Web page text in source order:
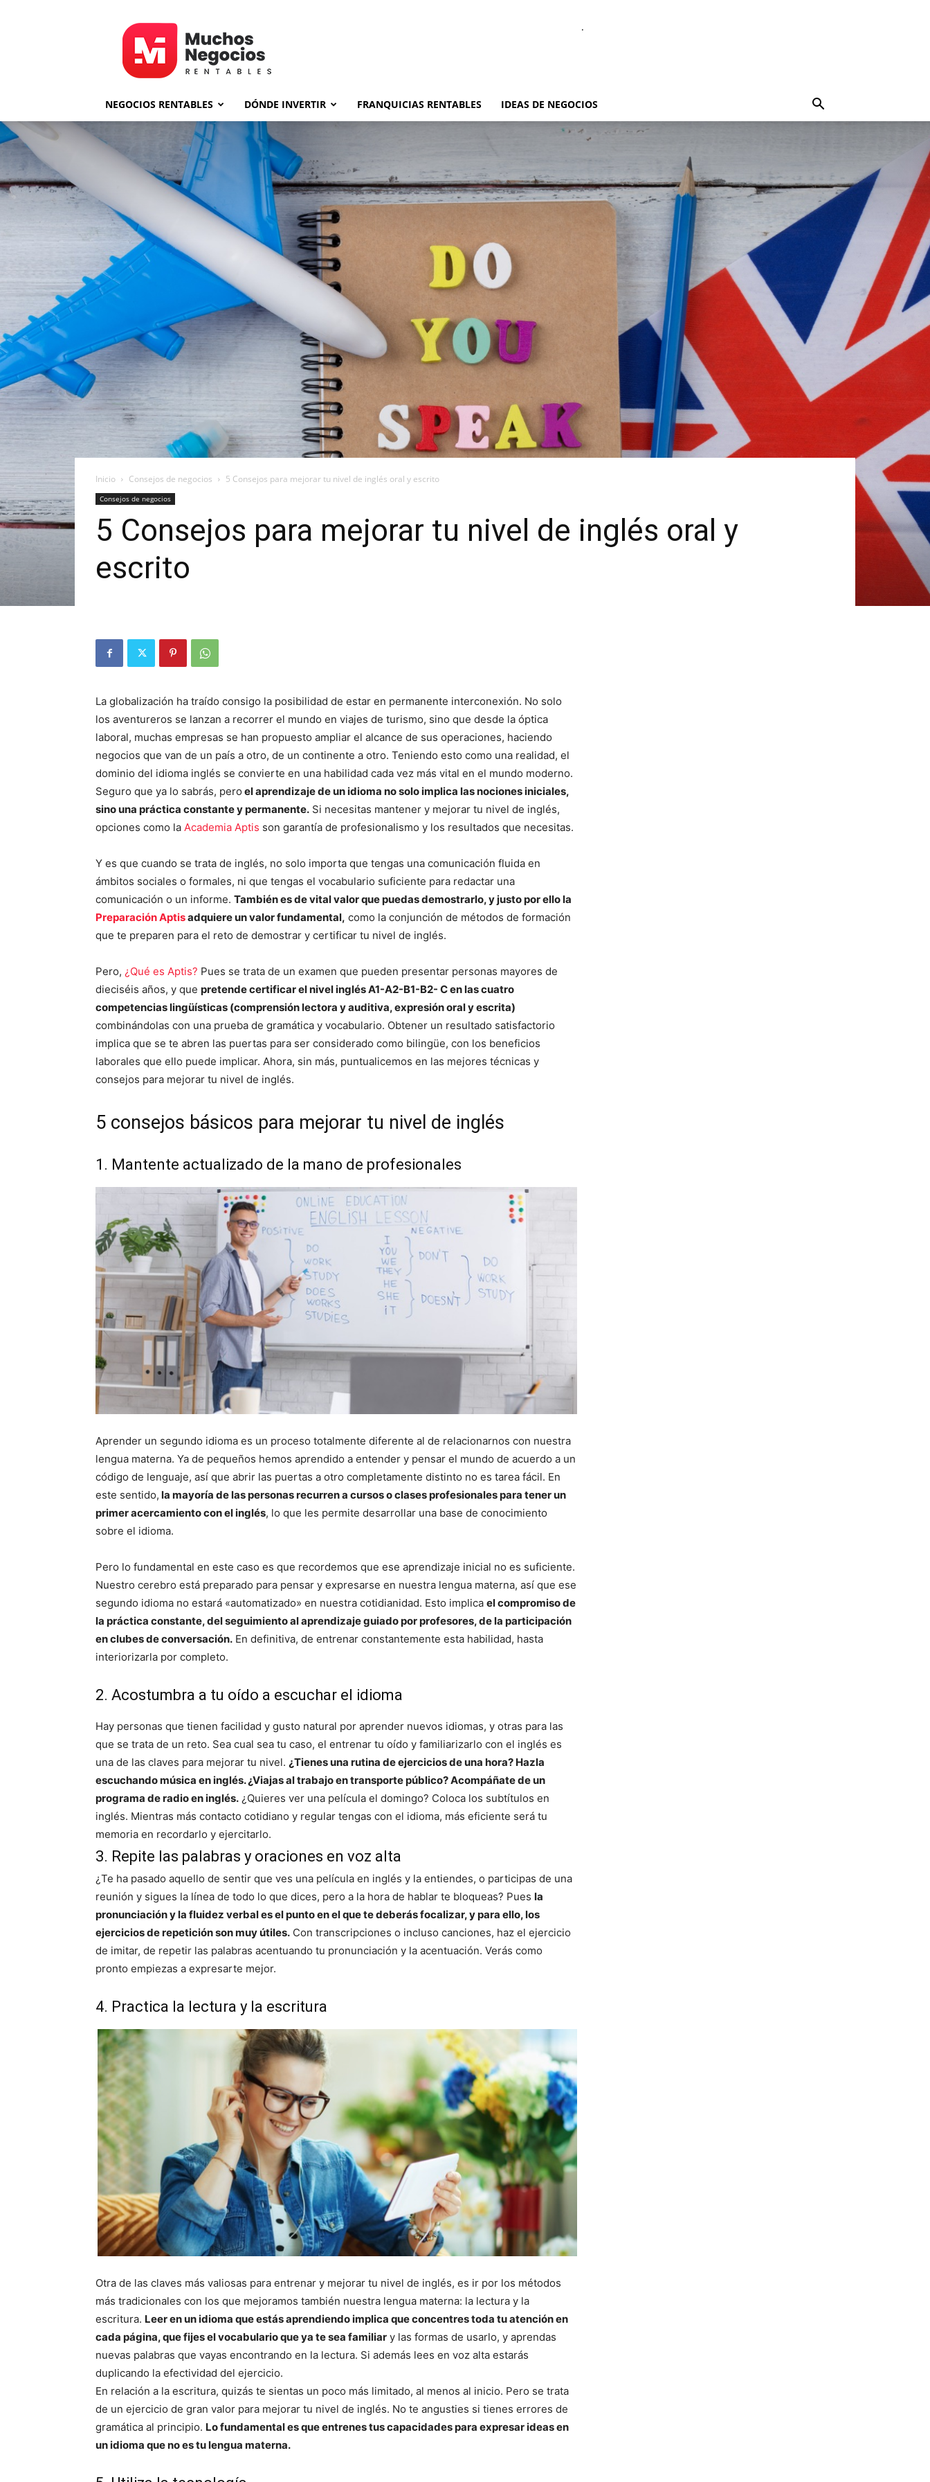
.
NEGOCIOS RENTABLES DÓNDE INVERTIR FRANQUICIAS RENTABLES IDEAS DE NEGOCIOS
Inicio Consejos de negocios 5 Consejos para mejorar tu nivel de inglés oral y escrito
Consejos de negocios
5 Consejos para mejorar tu nivel de inglés oral y
escrito
La globalización ha traído consigo la posibilidad de estar en permanente interconexión. No solo
los aventureros se lanzan a recorrer el mundo en viajes de turismo, sino que desde la óptica
laboral, muchas empresas se han propuesto ampliar el alcance de sus operaciones, haciendo
negocios que van de un país a otro, de un continente a otro. Teniendo esto como una realidad, el
dominio del idioma inglés se convierte en una habilidad cada vez más vital en el mundo moderno.
Seguro que ya lo sabrás, pero el aprendizaje de un idioma no solo implica las nociones iniciales,
sino una práctica constante y permanente. Si necesitas mantener y mejorar tu nivel de inglés,
opciones como la Academia Aptis son garantía de profesionalismo y los resultados que necesitas.
Y es que cuando se trata de inglés, no solo importa que tengas una comunicación fluida en
ámbitos sociales o formales, ni que tengas el vocabulario suficiente para redactar una
comunicación o un informe. También es de vital valor que puedas demostrarlo, y justo por ellola
Preparación Aptisadquiere un valor fundamental, como la conjunción de métodos de formación
que te preparen para el reto de demostrar y certificar tu nivel de inglés.
Pero, ¿Qué es Aptis? Pues se trata de un examen que pueden presentar personas mayores de
dieciséis años, y que pretende certificar el nivelinglés A1-A2-B1-B2- C en las cuatro
competencias lingüísticas (comprensión lectora y auditiva, expresión oral y escrita)
combinándolas con una prueba de gramática y vocabulario. Obtener un resultado satisfactorio
implica que se te abren las puertas para ser considerado como bilingüe, con los beneficios
laborales que ello puede implicar. Ahora, sin más, puntualicemos en las mejores técnicas y
consejos para mejorar tu nivel de inglés.
5 consejos básicos para mejorar tu nivel de inglés
1. Mantente actualizado de la mano de profesionales
Aprender un segundo idioma es un proceso totalmente diferente al de relacionarnos con nuestra
lengua materna. Ya de pequeños hemos aprendido a entender y pensar el mundo de acuerdo a un
código de lenguaje, así que abrir las puertas a otro completamente distinto no es tarea fácil. En
este sentido, la mayoría de las personas recurren a cursos o clases profesionales para tener un
primer acercamiento con el inglés, lo que les permite desarrollar una base de conocimiento
sobre el idioma.
Pero lo fundamental en este caso es que recordemos que ese aprendizaje inicial no es suficiente.
Nuestro cerebro está preparado para pensar y expresarse en nuestra lengua materna, así que ese
segundo idioma no estará «automatizado» en nuestra cotidianidad. Esto implica el compromiso de
la práctica constante, del seguimiento al aprendizaje guiado por profesores, de la participación
en clubes de conversación. En definitiva, de entrenar constantemente esta habilidad, hasta
interiorizarla por completo.
2. Acostumbra a tu oído a escuchar el idioma
Hay personas que tienen facilidad y gusto natural por aprender nuevos idiomas, y otras para las
que se trata de un reto. Sea cual sea tu caso, el entrenar tu oído y familiarizarlo con el inglés es
una de las claves para mejorar tu nivel. ¿Tienes una rutina de ejercicios de una hora? Hazla
escuchando música en inglés. ¿Viajas al trabajo en transporte público? Acompáñate de un
programa de radio en inglés. ¿Quieres ver una película el domingo? Coloca los subtítulos en
inglés. Mientras más contacto cotidiano y regular tengas con el idioma, más eficiente será tu
memoria en recordarlo y ejercitarlo.
3. Repite las palabras y oraciones en voz alta
¿Te ha pasado aquello de sentir que ves una película en inglés y la entiendes, o participas de una
reunión y sigues la línea de todo lo que dices, pero a la hora de hablar te bloqueas? Pues la
pronunciación y la fluidez verbal es el punto en el que te deberás focalizar, y para ello, los
ejercicios de repetición son muy útiles. Con transcripciones o incluso canciones, haz el ejercicio
de imitar, de repetir las palabras acentuando tu pronunciación y la acentuación. Verás como
pronto empiezas a expresarte mejor.
4. Practica la lectura y la escritura
Otra de las claves más valiosas para entrenar y mejorar tu nivel de inglés, es ir por los métodos
más tradicionales con los que mejoramos también nuestra lengua materna: la lectura y la
escritura. Leer en un idioma que estás aprendiendo implica que concentres toda tu atención en
cada página, que fijes el vocabulario que ya te sea familiar y las formas de usarlo, y aprendas
nuevas palabras que vayas encontrando en la lectura. Si además lees en voz alta estarás
duplicando la efectividad del ejercicio.
En relación a la escritura, quizás te sientas un poco más limitado, al menos al inicio. Pero se trata
de un ejercicio de gran valor para mejorar tu nivel de inglés. No te angusties si tienes errores de
gramática al principio. Lo fundamental es que entrenes tus capacidades para expresar ideas en
un idioma que no es tu lengua materna.